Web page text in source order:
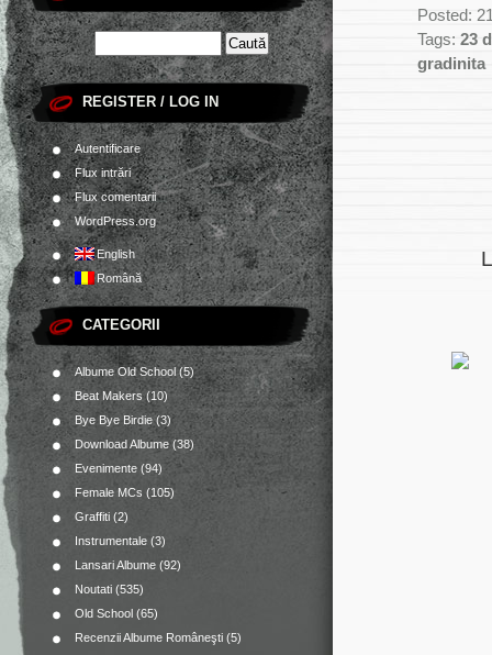
REGISTER / LOG IN
Autentificare
Flux intrări
Flux comentarii
WordPress.org
English
Română
CATEGORII
Albume Old School(5)
Beat Makers(10)
Bye Bye Birdie(3)
Download Albume (38)
Evenimente (94)
Female MCs (105)
Graffiti (2)
Instrumentale (3)
Lansari Albume (92)
Noutati (535)
Old School (65)
Recenzii Albume Româneşti (5)
Posted:
Tags: 23
gradinita